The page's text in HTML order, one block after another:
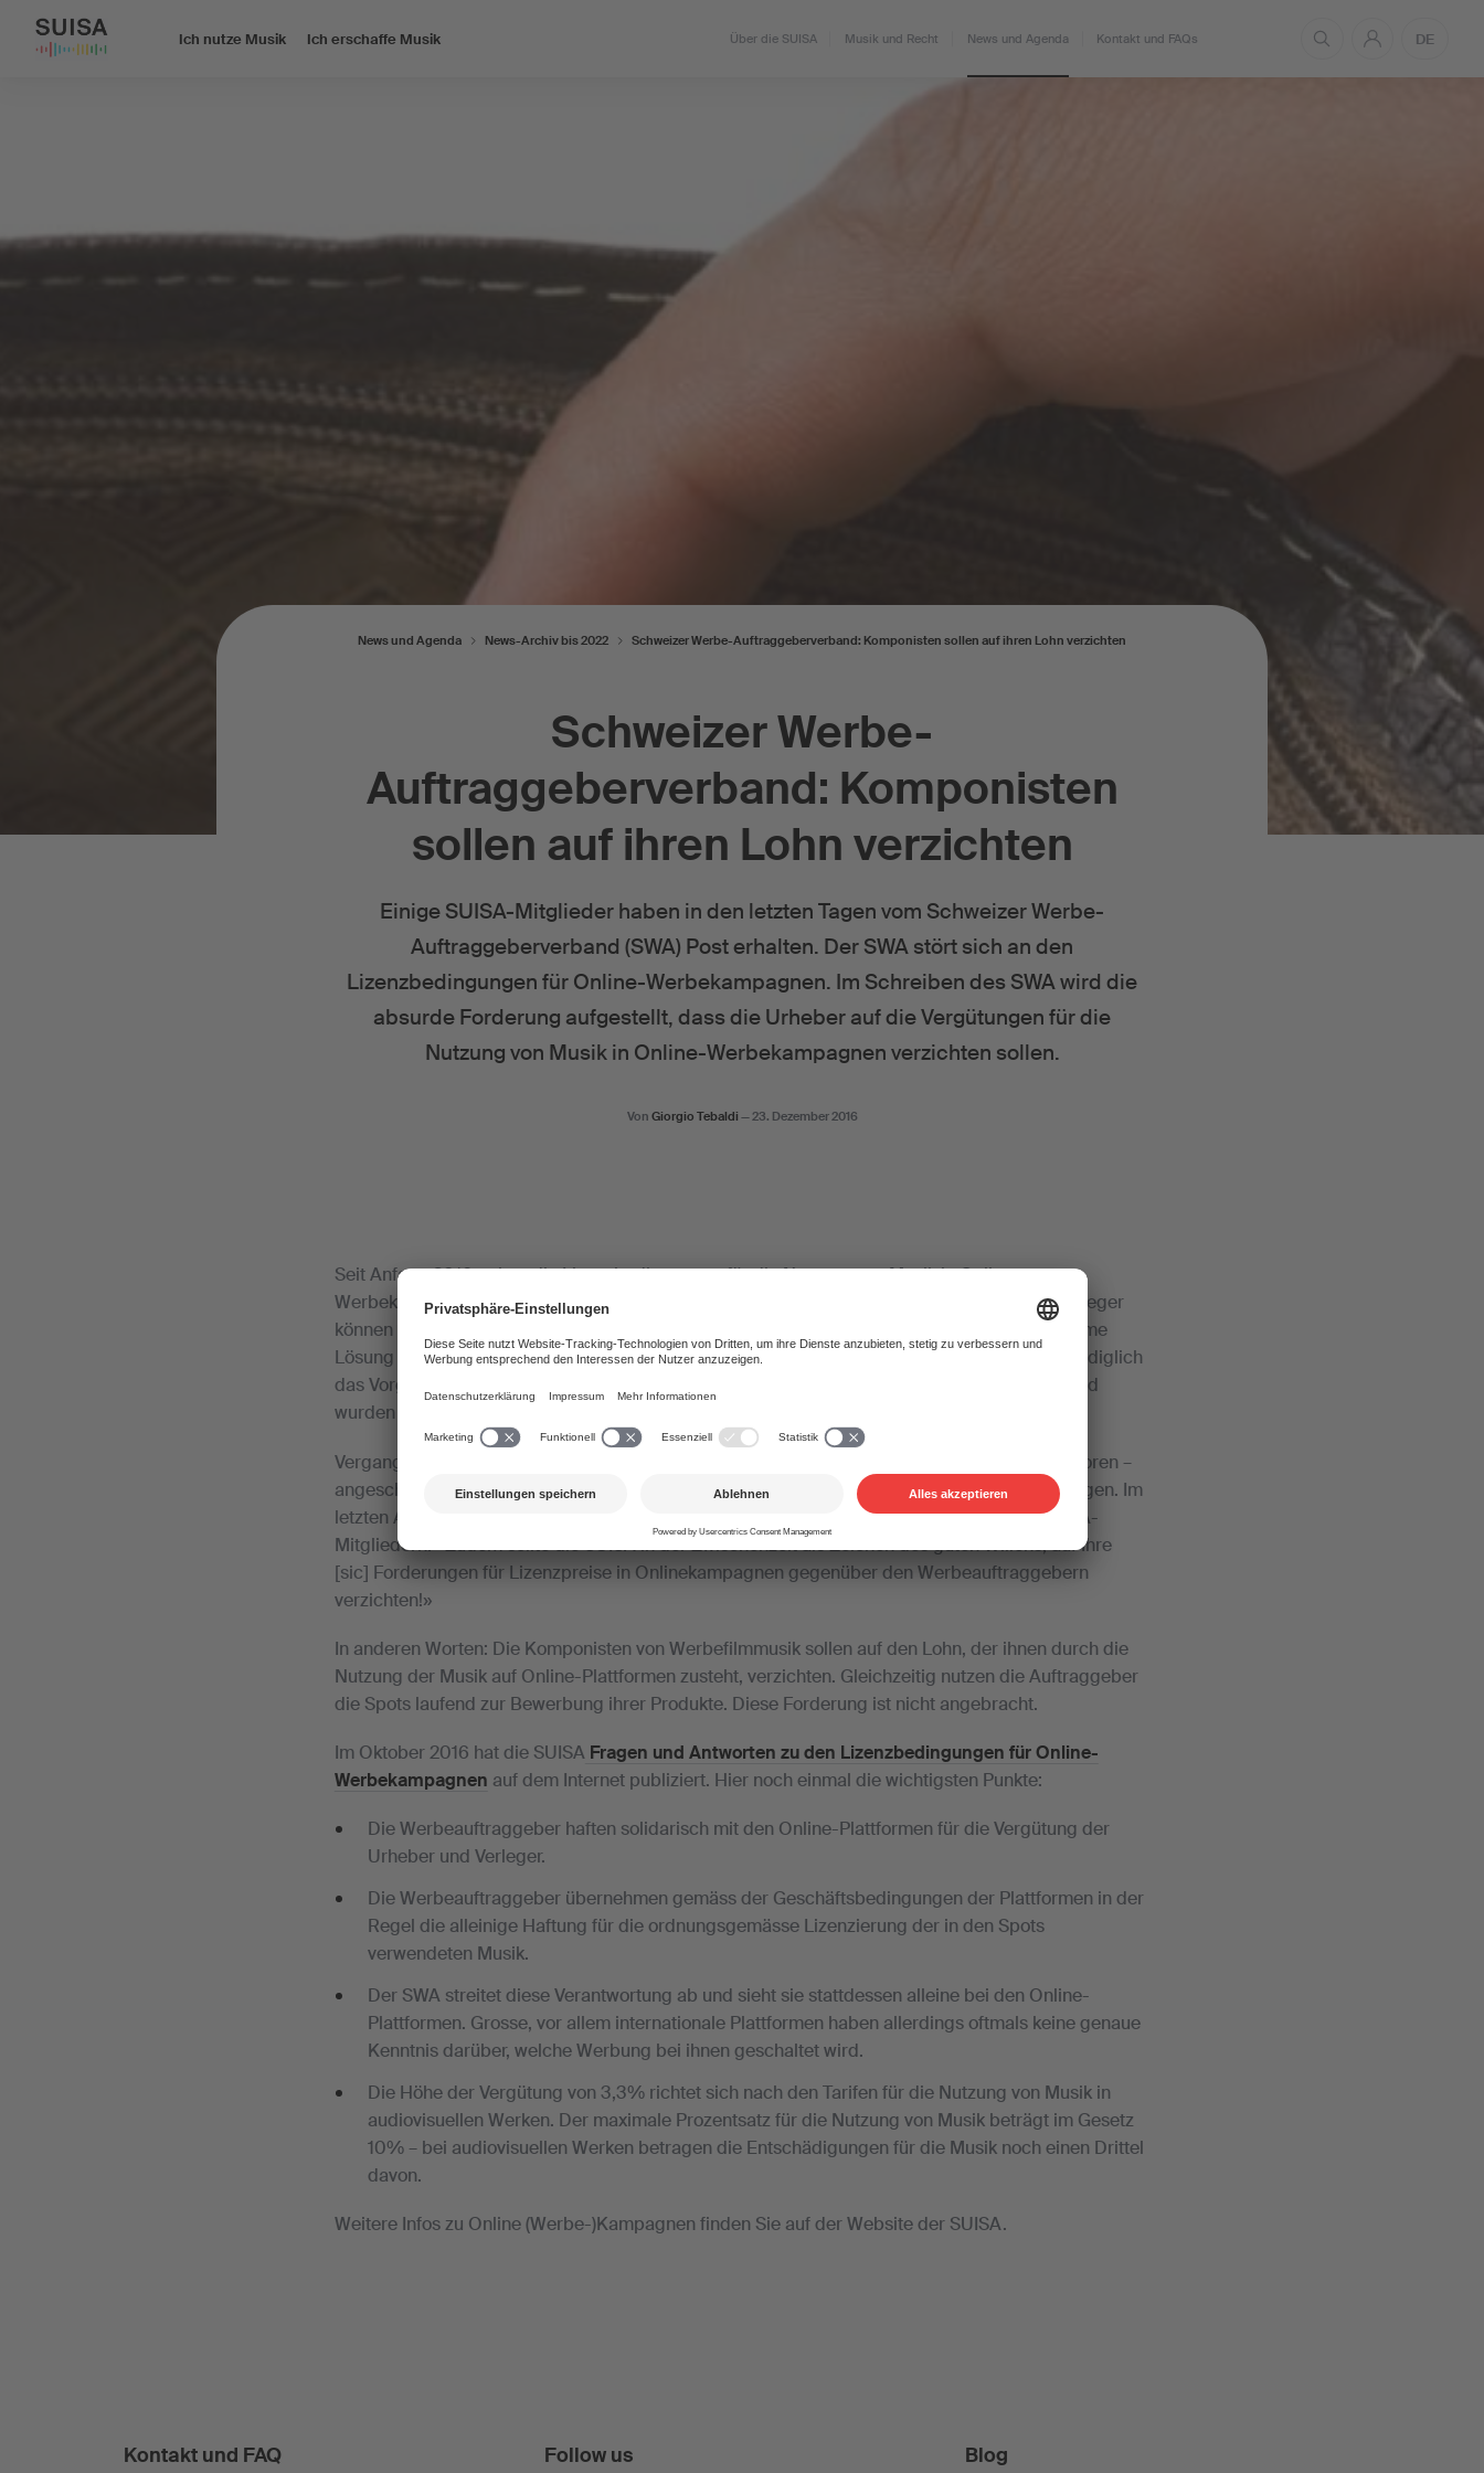
Ich nutze Musik Ich erschaffe Musik Über die SUISA Musik und Recht News und Agenda Kontakt und FAQs DE
Schweizer Werbe-
Auftraggeberverband: Komponisten
sollen auf ihren Lohn verzichten
Einige SUISA-Mitglieder haben in den letzten Tagen vom Schweizer Werbe-
Auftraggeberverband (SWA) Post erhalten. Der SWA stört sich an den
Lizenzbedingungen für Online-Werbekampagnen. Im Schreiben des SWA wird die
absurde Forderung aufgestellt, dass die Urheber auf die Vergütungen für die
Nutzung von Musik in Online-Werbekampagnen verzichten sollen.
News und Agenda News-Archiv bis 2022 Schweizer Werbe-Auftraggeberverband: Komponisten sollen auf ihren Lohn verzichten
Von Giorgio Tebaldi — 23. Dezember 2016
Seit Anfang 2016 gelten die Lizenzbedingungen für die Nutzung von Musik in Online-
Werbekampagnen. Dieser Bereich steht nicht unter Bundesaufsicht und die Urheber und Verleger
können die Lizenzbedingungen frei festlegen. Trotzdem war die SUISA bereit, eine gemeinsame
Lösung mit den Nutzerverbänden wie dem SWA zu finden. Leider ohne Erfolg. Der SWA hat lediglich
das Vorgehen der SUISA kritisiert, ohne aber eigene Vorschläge zu bringen. Aus diesem Grund
wurden die Gespräche im Oktober 2016 abgebrochen.
Vergangene Woche hat der SWA verschiedene SUISA-Mitglieder – Komponisten und Textautoren –
angeschrieben. In ihrem Schreiben wiederholt der SWA ihre Kritik gegen die Lizenzbedingungen. Im
letzten Abschnitt geht der Verband sogar noch einen Schritt weiter und fordert von den SUISA-
Mitgliedern: «Zudem sollte die SUISA in der Zwischenzeit als Zeichen des guten Willens, auf Ihre
[sic] Forderungen für Lizenzpreise in Onlinekampagnen gegenüber den Werbeauftraggebern
verzichten!»
In anderen Worten: Die Komponisten von Werbefilmmusik sollen auf den Lohn, der ihnen durch die
Nutzung der Musik auf Online-Plattformen zusteht, verzichten. Gleichzeitig nutzen die Auftraggeber
die Spots laufend zur Bewerbung ihrer Produkte. Diese Forderung ist nicht angebracht.
Im Oktober 2016 hat die SUISAFragen und Antworten zu den Lizenzbedingungen für Online-
Werbekampagnen auf dem Internet publiziert. Hier noch einmal die wichtigsten Punkte:
Die Werbeauftraggeber haften solidarisch mit den Online-Plattformen für die Vergütung der
Urheber und Verleger.
Die Werbeauftraggeber übernehmen gemäss der Geschäftsbedingungen der Plattformen in der
Regel die alleinige Haftung für die ordnungsgemässe Lizenzierung der in den Spots
verwendeten Musik.
Der SWA streitet diese Verantwortung ab und sieht sie stattdessen alleine bei den Online-
Plattformen. Grosse, vor allem internationale Plattformen haben allerdings oftmals keine genaue
Kenntnis darüber, welche Werbung bei ihnen geschaltet wird.
Die Höhe der Vergütung von 3,3% richtet sich nach den Tarifen für die Nutzung von Musik in
audiovisuellen Werken. Der maximale Prozentsatz für die Nutzung von Musik beträgt im Gesetz
10% – bei audiovisuellen Werken betragen die Entschädigungen für die Musik noch einen Drittel
davon.
Weitere Infos zu Online (Werbe-)Kampagnen finden Sie auf der Website der SUISA.
Kontakt und FAQ Follow us Blog